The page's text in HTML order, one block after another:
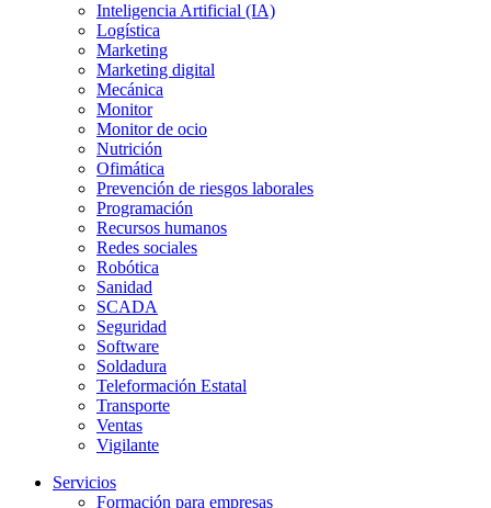
Inteligencia Artificial (IA)
Logística
Marketing
Marketing digital
Mecánica
Monitor
Monitor de ocio
Nutrición
Ofimática
Prevención de riesgos laborales
Programación
Recursos humanos
Redes sociales
Robótica
Sanidad
SCADA
Seguridad
Software
Soldadura
Teleformación Estatal
Transporte
Ventas
Vigilante
Servicios
Formación para empresas